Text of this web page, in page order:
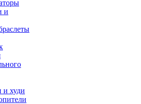
и
и худи